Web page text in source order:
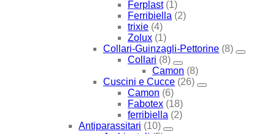
Ferplast (1)
Ferribiella (2)
trixie (4)
Zolux (1)
Collari-Guinzagli-Pettorine (8)
Collari (8)
Camon (8)
Cuscini e Cucce (26)
Camon (6)
Fabotex (18)
ferribiella (2)
Antiparassitari (10)